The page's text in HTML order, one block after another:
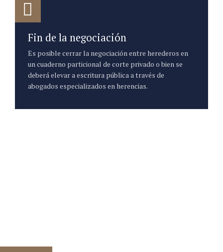
Fin de la negociación
Es posible cerrar la negociación entre herederos en
un cuaderno particional de corte privado o bien se
deberá elevar a escritura pública a través de
abogados especializados en herencias.